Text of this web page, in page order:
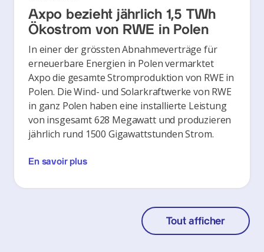
Axpo bezieht jährlich 1,5 TWh
Ökostrom von RWE in Polen
In einer der grössten Abnahmeverträge für
erneuerbare Energien in Polen vermarktet
Axpo die gesamte Stromproduktion von RWE in
Polen. Die Wind- und Solarkraftwerke von RWE
in ganz Polen haben eine installierte Leistung
von insgesamt 628 Megawatt und produzieren
jährlich rund 1500 Gigawattstunden Strom.
En savoir plus
Tout afficher